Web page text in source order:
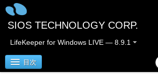
SIOS TECHNOLOGY CORP.
LifeKeeper for Windows LIVE — 8.9.1
目次